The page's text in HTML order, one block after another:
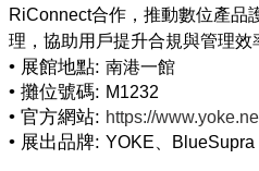
RiConnect合作，推動數位產品
• 展館地點: 南港一館
• 攤位號碼: M1232
• 官方網站: https://
• 展出品牌: YOKE、BlueSupra